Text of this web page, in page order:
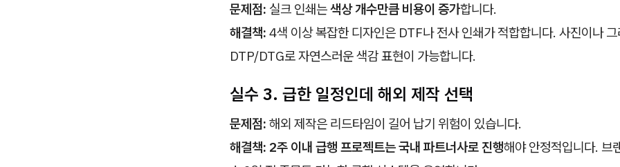
문제점: 실크 인쇄는색상 개수만큼 비용이 증가합니다.
해결책: 4색 이상 복잡한 디자인은 DTF나 전사 인쇄가 적합합니다. 사진이나
DTP/DTG로 자연스러운 색감 표현이 가능합니다.
실수 3. 급한 일정인데 해외 제작 선택
문제점: 해외 제작은 리드타임이 길어 납기 위험이 있습니다.
해결책: 2주 이내 급행 프로젝트는 국내 파트너사로 진행해야 안정적입니다. 브